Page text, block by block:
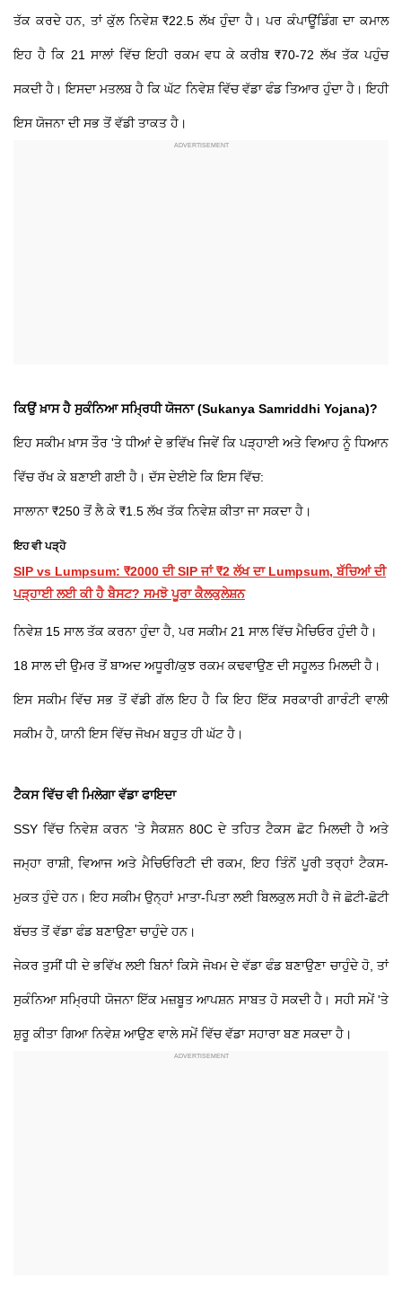
ਤੱਕ ਕਰਦੇ ਹਨ, ਤਾਂ ਕੁੱਲ ਨਿਵੇਸ਼ ₹22.5 ਲੱਖ ਹੁੰਦਾ ਹੈ। ਪਰ ਕੰਪਾਊਂਡਿੰਗ ਦਾ ਕਮਾਲ
ਇਹ ਹੈ ਕਿ 21 ਸਾਲਾਂ ਵਿੱਚ ਇਹੀ ਰਕਮ ਵਧ ਕੇ ਕਰੀਬ ₹70-72 ਲੱਖ ਤੱਕ ਪਹੁੰਚ
ਸਕਦੀ ਹੈ। ਇਸਦਾ ਮਤਲਬ ਹੈ ਕਿ ਘੱਟ ਨਿਵੇਸ਼ ਵਿੱਚ ਵੱਡਾ ਫੰਡ ਤਿਆਰ ਹੁੰਦਾ ਹੈ। ਇਹੀ
ਇਸ ਯੋਜਨਾ ਦੀ ਸਭ ਤੋਂ ਵੱਡੀ ਤਾਕਤ ਹੈ।
ਕਿਉਂ ਖ਼ਾਸ ਹੈ ਸੁਕੰਨਿਆ ਸਮ੍ਰਿਧੀ ਯੋਜਨਾ (Sukanya Samriddhi Yojana)?
ਇਹ ਸਕੀਮ ਖ਼ਾਸ ਤੌਰ 'ਤੇ ਧੀਆਂ ਦੇ ਭਵਿੱਖ ਜਿਵੇਂ ਕਿ ਪੜ੍ਹਾਈ ਅਤੇ ਵਿਆਹ ਨੂੰ ਧਿਆਨ
ਵਿੱਚ ਰੱਖ ਕੇ ਬਣਾਈ ਗਈ ਹੈ। ਦੱਸ ਦੇਈਏ ਕਿ ਇਸ ਵਿੱਚ:
ਸਾਲਾਨਾ ₹250 ਤੋਂ ਲੈ ਕੇ ₹1.5 ਲੱਖ ਤੱਕ ਨਿਵੇਸ਼ ਕੀਤਾ ਜਾ ਸਕਦਾ ਹੈ।
ਇਹ ਵੀ ਪੜ੍ਹੋ
SIP vs Lumpsum: ₹2000 ਦੀ SIP ਜਾਂ ₹2 ਲੱਖ ਦਾ Lumpsum, ਬੱਚਿਆਂ ਦੀ
ਪੜ੍ਹਾਈ ਲਈ ਕੀ ਹੈ ਬੈਸਟ? ਸਮਝੋ ਪੂਰਾ ਕੈਲਕੁਲੇਸ਼ਨ
ਨਿਵੇਸ਼ 15 ਸਾਲ ਤੱਕ ਕਰਨਾ ਹੁੰਦਾ ਹੈ, ਪਰ ਸਕੀਮ 21 ਸਾਲ ਵਿੱਚ ਮੈਚਿਓਰ ਹੁੰਦੀ ਹੈ।
18 ਸਾਲ ਦੀ ਉਮਰ ਤੋਂ ਬਾਅਦ ਅਧੂਰੀ/ਕੁਝ ਰਕਮ ਕਢਵਾਉਣ ਦੀ ਸਹੂਲਤ ਮਿਲਦੀ ਹੈ।
ਇਸ ਸਕੀਮ ਵਿੱਚ ਸਭ ਤੋਂ ਵੱਡੀ ਗੱਲ ਇਹ ਹੈ ਕਿ ਇਹ ਇੱਕ ਸਰਕਾਰੀ ਗਾਰੰਟੀ ਵਾਲੀ
ਸਕੀਮ ਹੈ, ਯਾਨੀ ਇਸ ਵਿੱਚ ਜੋਖਮ ਬਹੁਤ ਹੀ ਘੱਟ ਹੈ।
ਟੈਕਸ ਵਿੱਚ ਵੀ ਮਿਲੇਗਾ ਵੱਡਾ ਫਾਇਦਾ
SSY ਵਿੱਚ ਨਿਵੇਸ਼ ਕਰਨ 'ਤੇ ਸੈਕਸ਼ਨ 80C ਦੇ ਤਹਿਤ ਟੈਕਸ ਛੋਟ ਮਿਲਦੀ ਹੈ ਅਤੇ
ਜਮ੍ਹਾ ਰਾਸ਼ੀ, ਵਿਆਜ ਅਤੇ ਮੈਚਿਓਰਿਟੀ ਦੀ ਰਕਮ, ਇਹ ਤਿੰਨੋਂ ਪੂਰੀ ਤਰ੍ਹਾਂ ਟੈਕਸ-
ਮੁਕਤ ਹੁੰਦੇ ਹਨ। ਇਹ ਸਕੀਮ ਉਨ੍ਹਾਂ ਮਾਤਾ-ਪਿਤਾ ਲਈ ਬਿਲਕੁਲ ਸਹੀ ਹੈ ਜੋ ਛੋਟੀ-ਛੋਟੀ
ਬੱਚਤ ਤੋਂ ਵੱਡਾ ਫੰਡ ਬਣਾਉਣਾ ਚਾਹੁੰਦੇ ਹਨ।
ਜੇਕਰ ਤੁਸੀਂ ਧੀ ਦੇ ਭਵਿੱਖ ਲਈ ਬਿਨਾਂ ਕਿਸੇ ਜੋਖਮ ਦੇ ਵੱਡਾ ਫੰਡ ਬਣਾਉਣਾ ਚਾਹੁੰਦੇ ਹੋ, ਤਾਂ
ਸੁਕੰਨਿਆ ਸਮ੍ਰਿਧੀ ਯੋਜਨਾ ਇੱਕ ਮਜ਼ਬੂਤ ਆਪਸ਼ਨ ਸਾਬਤ ਹੋ ਸਕਦੀ ਹੈ। ਸਹੀ ਸਮੇਂ 'ਤੇ
ਸ਼ੁਰੂ ਕੀਤਾ ਗਿਆ ਨਿਵੇਸ਼ ਆਉਣ ਵਾਲੇ ਸਮੇਂ ਵਿੱਚ ਵੱਡਾ ਸਹਾਰਾ ਬਣ ਸਕਦਾ ਹੈ।